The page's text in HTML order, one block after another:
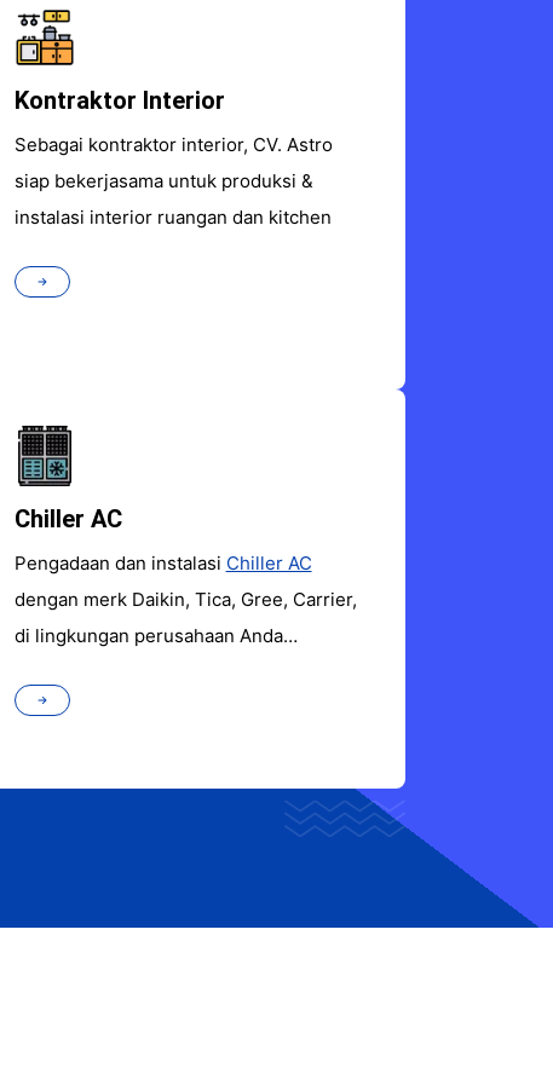
Kontraktor Interior
Sebagai kontraktor interior, CV. Astro
siap bekerjasama untuk produksi &
instalasi interior ruangan dan kitchen
Chiller AC
Pengadaan dan instalasi Chiller AC
dengan merk Daikin, Tica, Gree, Carrier,
di lingkungan perusahaan Anda…